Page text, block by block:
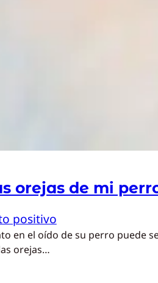
orejas de mi
positivo
en el oído de su perro puede
orejas…